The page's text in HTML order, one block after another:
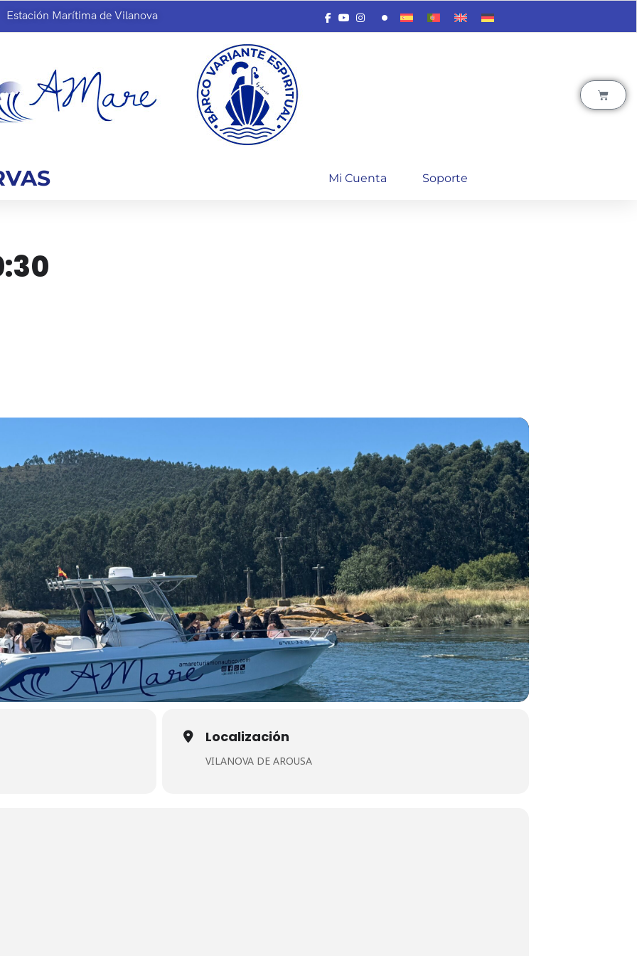
Estación Marítima de Vilanova
Mi Cuenta Soporte
Localización
VILANOVA DE AROUSA